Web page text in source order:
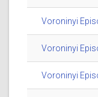
Voroninyi
Voroninyi
Voroninyi